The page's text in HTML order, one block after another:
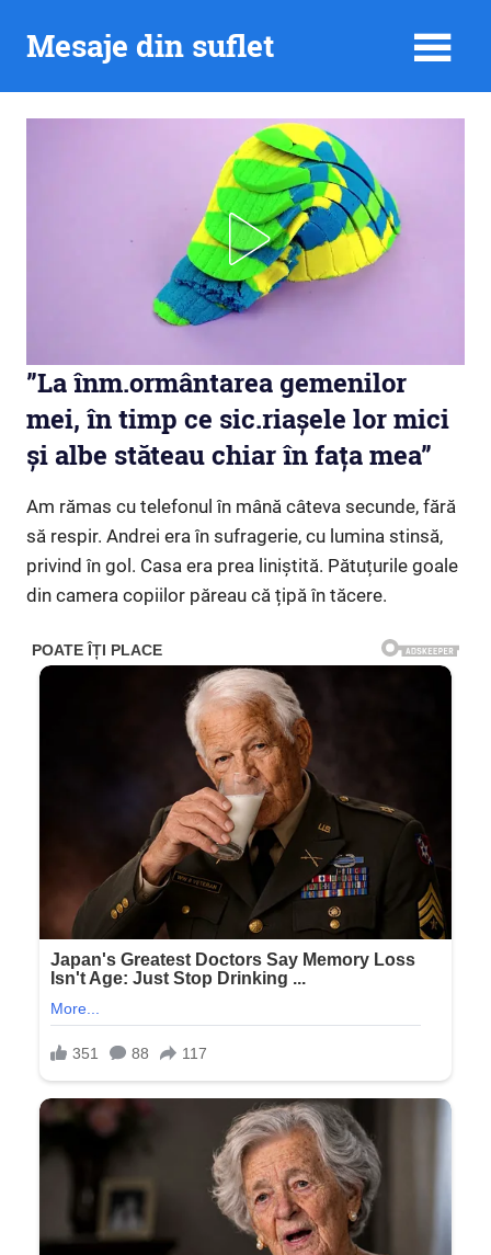
Mesaje din suflet
”La înm.ormântarea gemenilor
mei, în timp ce sic.riașele lor mici
și albe stăteau chiar în fața mea”
Am rămas cu telefonul în mână câteva secunde, fără
să respir. Andrei era în sufragerie, cu lumina stinsă,
privind în gol. Casa era prea liniștită. Pătuțurile goale
din camera copiilor păreau că țipă în tăcere.